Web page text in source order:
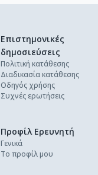
Επιστημονικές
δημοσιεύσεις
Πολιτική κατάθεσης
Διαδικασία κατάθεσης
Οδηγός χρήσης
Συχνές ερωτήσεις
Προφίλ Ερευνητή
Γενικά
Το προφίλ μου